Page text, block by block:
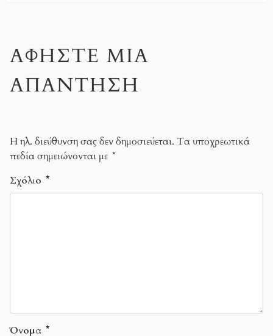
ΑΦΉΣΤΕ ΜΙΑ
ΑΠΆΝΤΗΣΗ
Η ηλ. διεύθυνση σας δεν δημοσιεύεται. Τα υποχρεωτικά
πεδία σημειώνονται με *
Σχόλιο *
Όνομα *